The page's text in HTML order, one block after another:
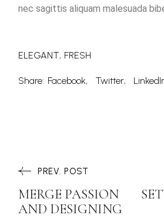
nec sagittis aliquam malesuada
ELEGANT FRESH
Share: Facebook Twitter
PREV. POST
MERGE PASSION
AND DESIGNING